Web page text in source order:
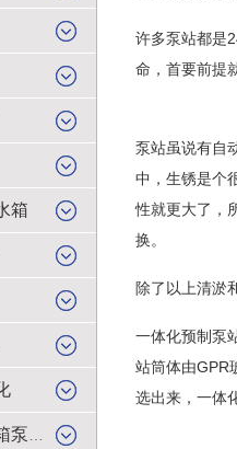
箱
许多泵站都是
命，首要前提
泵站虽说有自
中，生锈是个
性就更大了，
换。
除了以上清淤
一体化预制泵
站筒体由GPR
选出来，一体